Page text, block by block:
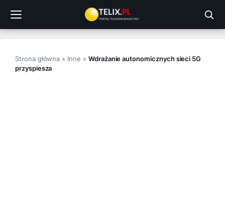
treści
Strona główna » Inne » Wdrażanie autonomicznych sieci 5G
przyspiesza